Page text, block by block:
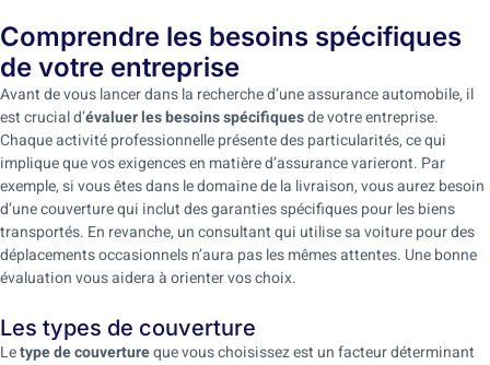
Comprendre les besoins spécifiques
de votre entreprise
Avant de vous lancer dans la recherche d’une assurance automobile, il
est crucial d’évaluer les besoins spécifiquesde votre entreprise.
Chaque activité professionnelle présente des particularités, ce qui
implique que vos exigences en matière d’assurance varieront. Par
exemple, si vous êtes dans le domaine de la livraison, vous aurez besoin
d’une couverture qui inclut des garanties spécifiques pour les biens
transportés. En revanche, un consultant qui utilise sa voiture pour des
déplacements occasionnels n’aura pas les mêmes attentes. Une bonne
évaluation vous aidera à orienter vos choix.
Les types de couverture
Letype de couvertureque vous choisissez est un facteur déterminant